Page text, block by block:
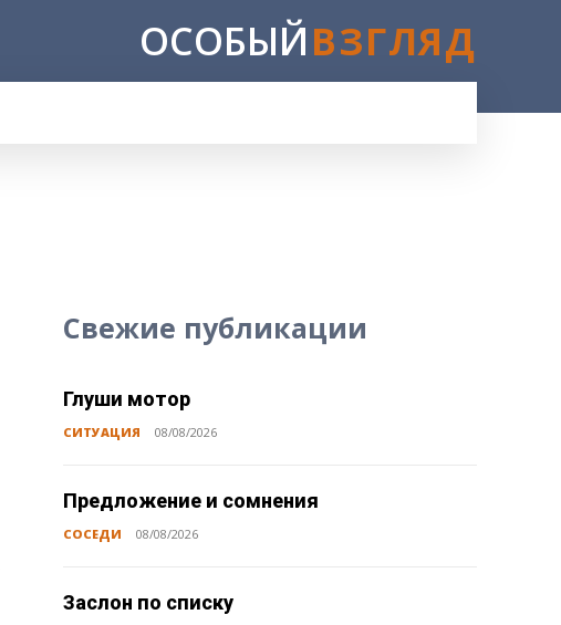
ОСОБЫЙВЗГЛЯД
Свежие публикации
Глуши мотор
СИТУАЦИЯ 08/08/2026
Предложение и сомнения
СОСЕДИ 08/08/2026
Заслон по списку